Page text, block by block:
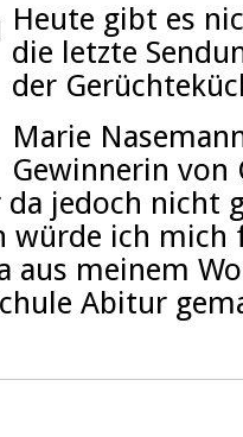
Heute gibt es
die letzte
der
Marie
Gewinnerin von
jedoch nicht
würde ich mich
aus meinem
Abitur